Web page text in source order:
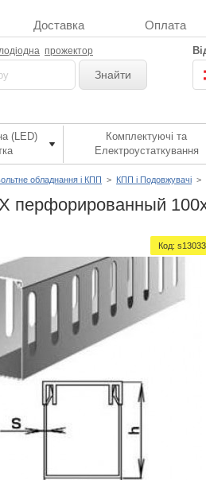
Доставка Оплата
прожектор
Знайти
(LED)
Комплектуючі та
Електроустаткування
обладнання і КПП > КПП і Подовжувачі >
перфорированный
Код: